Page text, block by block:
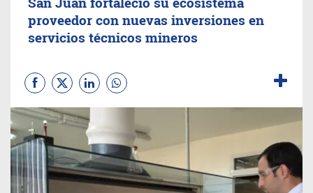
proveedor con nuevas inversiones en
servicios técnicos mineros